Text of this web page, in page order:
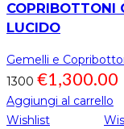
COPRIBOTTONI
LUCIDO
Gemelli e
1300 €1,300.00
Aggiungi al carrello
Wishlist